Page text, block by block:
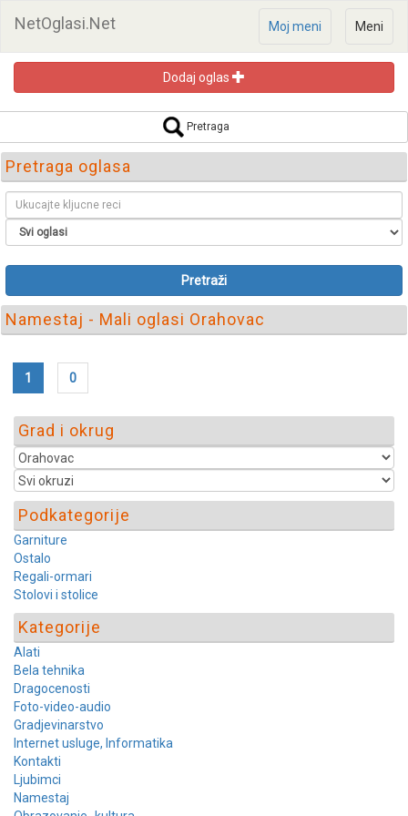
NetOglasi.Net Meni
Moj meni
Dodaj oglas
Pretraga
Pretraga oglasa
Pretraži
Namestaj - Mali oglasi Orahovac
1 0
Grad i okrug
Podkategorije
Garniture
Ostalo
Regali-ormari
Stolovi i stolice
Kategorije
Alati
Bela tehnika
Dragocenosti
Foto-video-audio
Gradjevinarstvo
Internet usluge, Informatika
Kontakti
Ljubimci
Namestaj